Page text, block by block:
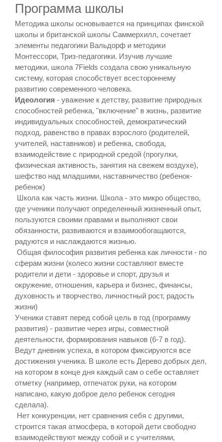
Программа школы
Методика школы основывается на принципах финской
школы и британской школы Саммерхилл, сочетает
элементы педагогики Вальдорф и методики
Монтессори, Триз-педагогики. Изучив лучшие
методики, школа 7Fields создала свою уникальную
систему, которая способствует всестороннему
развитию современного человека.
Идеология - уважение к детству, развитие природных
способностей ребенка, "включение" в жизнь, развитие
индивидуальных способностей, демократический
подход, равенство в правах взрослого (родителей,
учителей, наставников) и ребенка, свобода,
взаимодействие с природной средой (прогулки,
физическая активность, занятия на свежем воздухе),
шефство над младшими, наставничество (ребенок-
ребенок)
Школа как часть жизни. Школа - это микро общество,
где ученики получают определенный жизненный опыт,
пользуются своими правами и выполняют свои
обязанности, развиваются и взаимообогащаются,
радуются и наслаждаются жизнью.
Общая философия развития ребенка как личности - по
сферам жизни (колесо жизни составляют вместе
родители и дети - здоровье и спорт, друзья и
окружение, отношения, карьера и бизнес, финансы,
духовность и творчество, личностный рост, радость
жизни)
Ученики ставят перед собой цель в год (программу
развития) - развитие через игры, совместной
деятельности, формирования навыков (6-7 в год).
Ведут дневник успеха, в котором фиксируются все
достижения ученика. В школе есть Дерево добрых дел,
на котором в конце дня каждый сам о себе оставляет
отметку (например, отпечаток руки, на котором
написано, какую доброе дело ребенок сегодня
сделала).
Нет конкуренции, нет сравнения себя с другими,
строится такая атмосфера, в которой дети свободно
взаимодействуют между собой и с учителями,